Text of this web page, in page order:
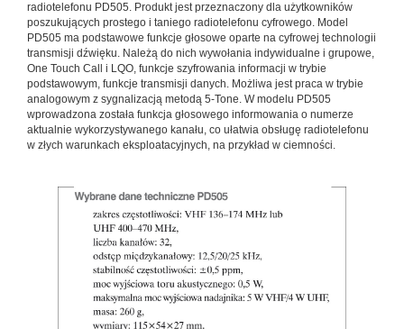
radiotelefonu PD505. Produkt jest przeznaczony dla użytkowników
poszukujących prostego i taniego radiotelefonu cyfrowego. Model
PD505 ma podstawowe funkcje głosowe oparte na cyfrowej technologii
transmisji dźwięku. Należą do nich wywołania indywidualne i grupowe,
One Touch Call i LQO, funkcje szyfrowania informacji w trybie
podstawowym, funkcje transmisji danych. Możliwa jest praca w trybie
analogowym z sygnalizacją metodą 5-Tone. W modelu PD505
wprowadzona została funkcja głosowego informowania o numerze
aktualnie wykorzystywanego kanału, co ułatwia obsługę radiotelefonu
w złych warunkach eksploatacyjnych, na przykład w ciemności.